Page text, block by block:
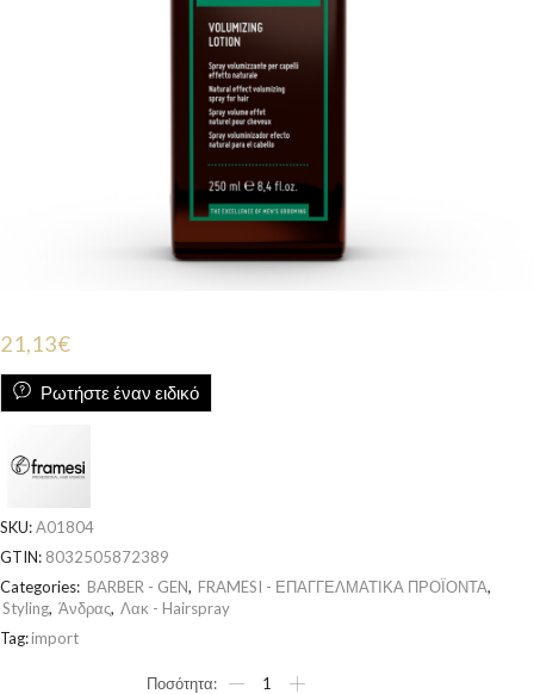
21,13€
Ρωτήστε έναν ειδικό
SKU:A01804
GTIN: 8032505872389
Categories: BARBER - GEN, FRAMESI - ΕΠΑΓΓΕΛΜΑΤΙΚΑ ΠΡΟΪΟΝΤΑ,
Styling, Άνδρας, Λακ - Hairspray
Tag:import